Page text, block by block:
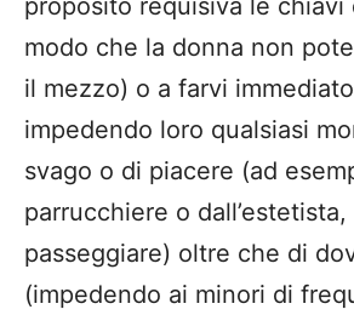
proposito requisiva le chiavi
modo che la donna non
il mezzo) o a farvi
impedendo loro qualsiasi
svago o di piacere (ad
parrucchiere o
passeggiare) oltre che di
(impedendo ai minori di